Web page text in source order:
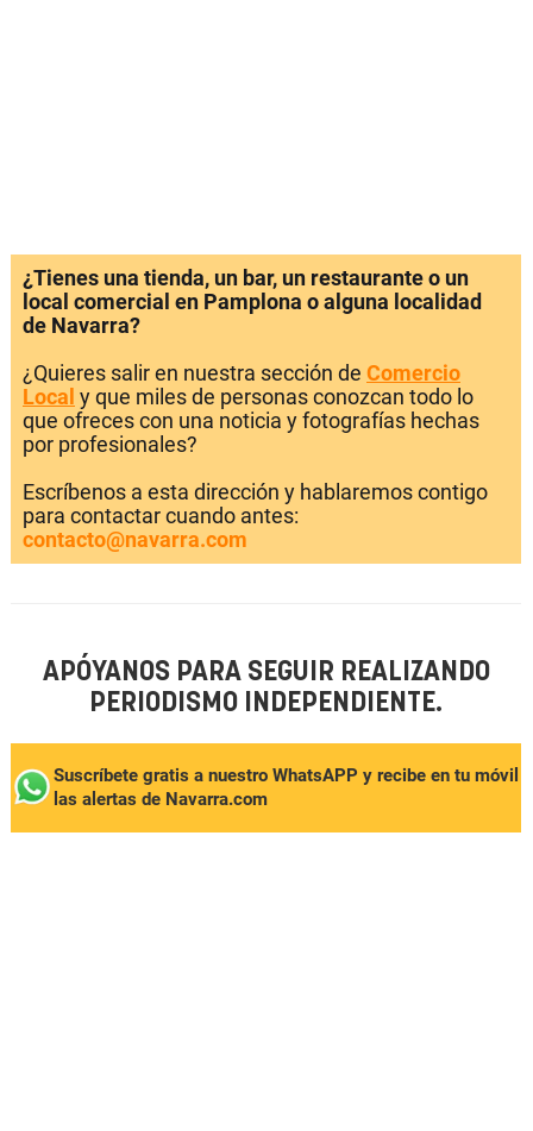
¿Tienes una tienda, un bar, un restaurante o un
local comercial en Pamplona o alguna localidad
de Navarra?
¿Quieres salir en nuestra sección de Comercio
Local y que miles de personas conozcan todo lo
que ofreces con una noticia y fotografías hechas
por profesionales?
Escríbenos a esta dirección y hablaremos contigo
para contactar cuando antes:
contacto@navarra.com
APÓYANOS PARA SEGUIR REALIZANDO
PERIODISMO INDEPENDIENTE.
Suscríbete gratis a nuestro WhatsAPP y recibe en tu móvil
las alertas de Navarra.com